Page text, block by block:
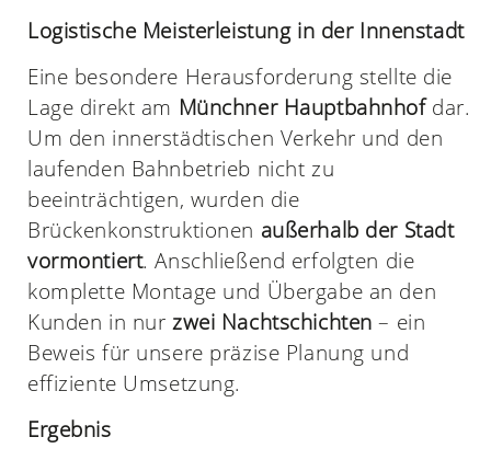
Logistische Meisterleistung in der Innenstadt
Eine besondere Herausforderung stellte die
Lage direkt am Münchner Hauptbahnhofdar.
Um den innerstädtischen Verkehr und den
laufenden Bahnbetrieb nicht zu
beeinträchtigen, wurden die
Brückenkonstruktionen außerhalb der Stadt
vormontiert. Anschließend erfolgten die
komplette Montage und Übergabe an den
Kunden in nur zwei Nachtschichten – ein
Beweis für unsere präzise Planung und
effiziente Umsetzung.
Ergebnis